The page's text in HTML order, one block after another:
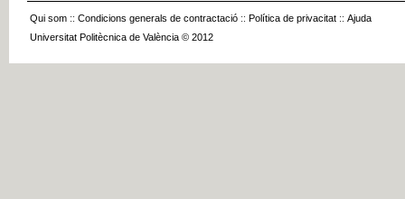
Qui som :: Condicions generals de contractació :: Política de privacitat :: Ajuda
Universitat Politècnica de València © 2012